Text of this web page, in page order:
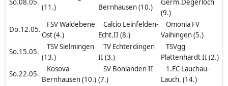
So.08.05.
(11.)
Bernhausen (10.)
Germ.Degerloch
(9.)
Do.12.05.
FSV Waldebene
Ost (4.)
Calcio Leinfelden-
Echt.II (8.)
Omonia FV
Vaihingen (5.)
So.15.05.
TSV Sielmingen
(13.)
TV Echterdingen
II (3.)
TSVgg
Plattenhardt II (2.)
So.22.05.
Kosova
Bernhausen (10.)
SV Bonlanden II
(7.)
1.FC Lauchau-
Lauch. (14.)